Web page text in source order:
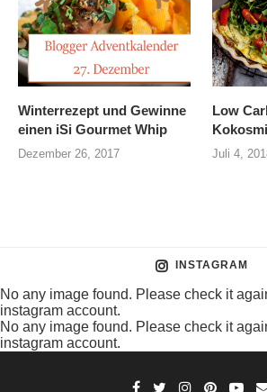
Winterrezept und Gewinne
einen iSi Gourmet Whip
Dezember 26, 2017
Low
Juli 4,
INSTAGRAM
No any image found. Please check it
instagram account.
No any image found. Please check it
instagram account.